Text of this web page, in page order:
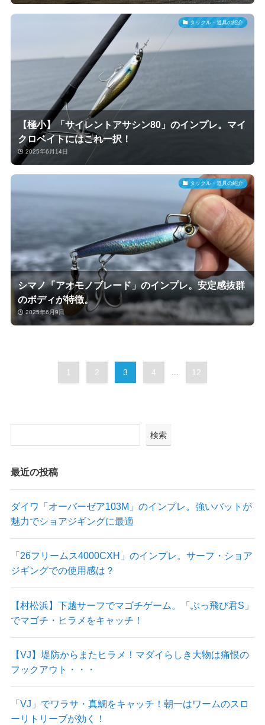
タックル・道具の紹介
【極小】「サイレントアサシン80」のインプレ。マイ
クロベイトにはこれ一択！
2025年6月14日
タックル・道具の紹介
シマノ「アオモノブレード」のインプレ。安定感抜群
のボディが特徴。
2025年6月9日
1 2 3 4 12
検索
最近の投稿
ダイワ「オーバーゼア103M」のインプレ。強いバットが
魅力でショアジギングに最適
「26フリームス4000CXH」のインプレ。サーフ・ショア
ジギングでの使用感は？
【村松浜】下越サーフでマゴチゲーム。「ぶっ飛び君S」
でマゴチ・ヒラメをキャッチ！
【VJ】堤防からまたヒラメ！マダイらしき大物は痛恨の
フックアウト・・・
「VJ」でワラサ・真鯛をキャッチ！朝一はワームのスロ
ーリトリーブが効く！